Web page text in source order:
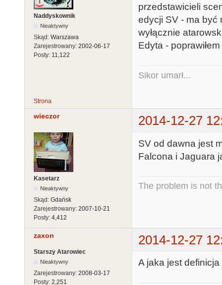
Naddyskownik
Nieaktywny
Skąd: Warszawa
Zarejestrowany: 2002-06-17
Posty: 11,122
przedstawicieli
edycji SV - ma być
wyłącznie
Edyta -
Sikor umarł...
Strona
wieczor 2014-12-27
Kasetarz
Nieaktywny
Skąd: Gdańsk
Zarejestrowany: 2007-10-21
Posty: 4,412
SV od dawna jest
Falcona i Jaguara
The problem is not
zaxon 2014-12-27
Starszy Atarowiec
Nieaktywny
Zarejestrowany: 2008-03-17
Posty: 2,251
A jaka jest